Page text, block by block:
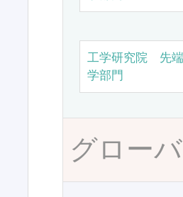
工学研究院 先
学部門
グロー